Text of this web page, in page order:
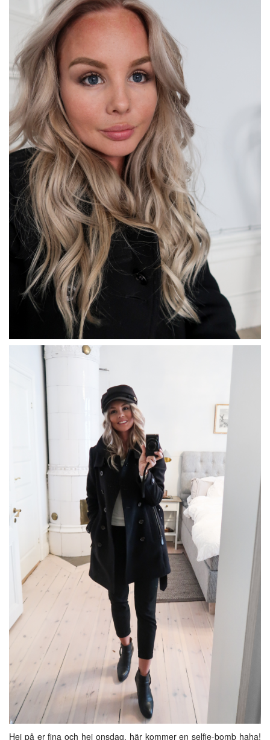
Hej på er fina och hej onsdag, här kommer en selfie-bomb haha!